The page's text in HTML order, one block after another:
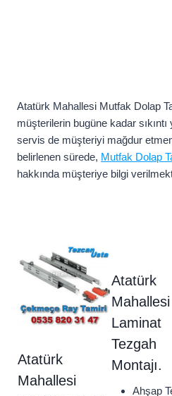
Atatürk Mahallesi Mutfak Dolap
müşterilerin bugüne kadar
servis de müşteriyi mağdur
belirlenen sürede, Mutfak Dolap
hakkında müşteriye bilgi
Atatürk
Mahallesi
Atatürk
Mahallesi
Laminat
Tezgah
Montajı.
Ahşap